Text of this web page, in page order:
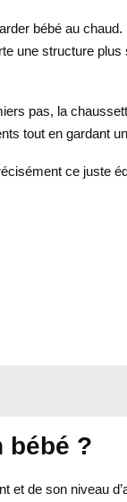
bébé au
une structure
pas, la
tout en gardant
ce juste
bébé ?
et de son niveau